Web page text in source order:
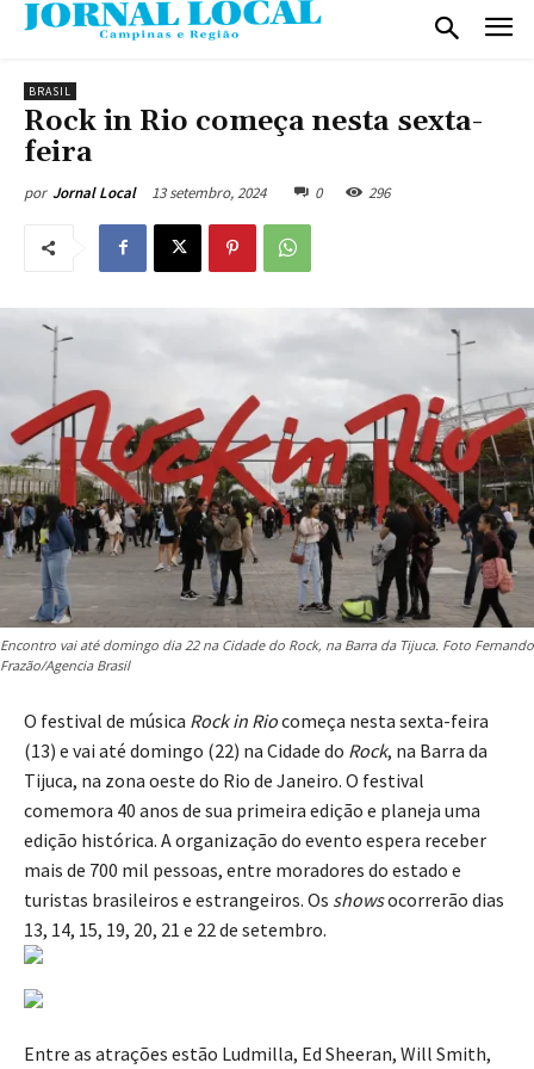
BRASIL
Rock in Rio começa nesta sexta-
feira
por Jornal Local 13 setembro, 2024 0 296
Encontro vai até domingo dia 22 na Cidade do Rock, na Barra da Tijuca. Foto Fernando
Frazão/Agencia Brasil
O festival de música Rock in Riocomeça nesta sexta-feira
(13) e vai até domingo (22) na Cidade do Rock, na Barra da
Tijuca, na zona oeste do Rio de Janeiro. O festival
comemora 40 anos de sua primeira edição e planeja uma
edição histórica. A organização do evento espera receber
mais de 700 mil pessoas, entre moradores do estado e
turistas brasileiros e estrangeiros. Os showsocorrerão dias
13, 14, 15, 19, 20, 21 e 22 de setembro.
Entre as atrações estão Ludmilla, Ed Sheeran, Will Smith,